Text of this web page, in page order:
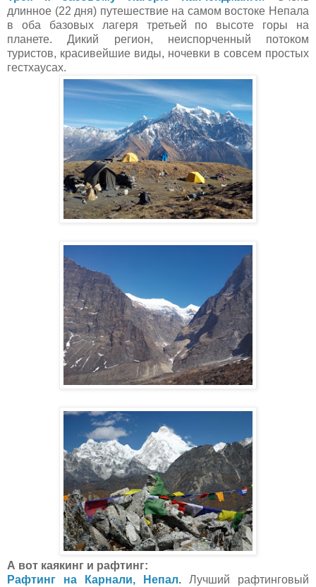
длинное (22 дня) путешествие на самом востоке Непала
в оба базовых лагеря третьей по высоте горы на
планете. Дикий регион, неиспорченный потоком
туристов, красивейшие виды, ночевки в совсем простых
гестхаусах.
А вот каякинг и рафтинг:
Рафтинг на Карнали, Непал. Лучший рафтинговый